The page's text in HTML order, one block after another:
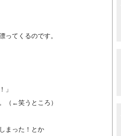
ってくるのです。
」
（←笑うところ）
まった！とか